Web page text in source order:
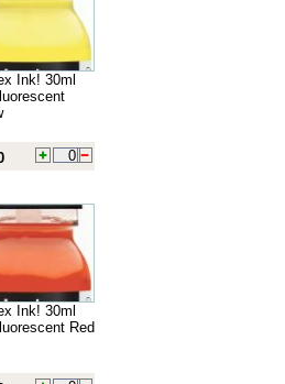
Ink! 30ml
Ink! 30ml
Red